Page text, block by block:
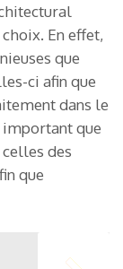
En effet,
que
ci afin que
dans le
important que
des
que